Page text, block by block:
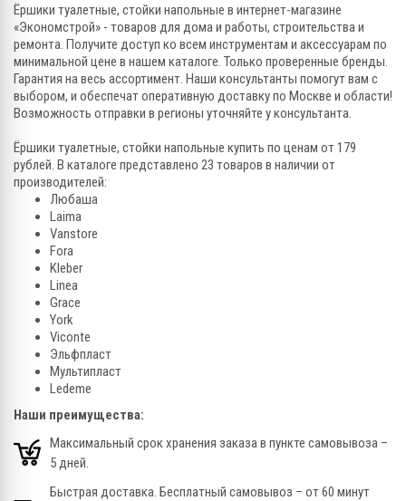
Ёршики туалетные, стойки напольные в интернет-магазине
«Экономстрой» - товаров для дома и работы, строительства и
ремонта. Получите доступ ко всем инструментам и аксессуарам по
минимальной цене в нашем каталоге. Только проверенные бренды.
Гарантия на весь ассортимент. Наши консультанты помогут вам с
выбором, и обеспечат оперативную доставку по Москве и области!
Возможность отправки в регионы уточняйте у консультанта.
Ёршики туалетные, стойки напольные купить по ценам от 179
рублей. В каталоге представлено 23 товаров в наличии от
производителей:
Любаша
Laima
Vanstore
Fora
Kleber
Linea
Grace
York
Viconte
Эльфпласт
Мультипласт
Ledeme
Наши преимущества:
Максимальный срок хранения заказа в пункте самовывоза –
5 дней.
Быстрая доставка. Бесплатный самовывоз – от 60 минут